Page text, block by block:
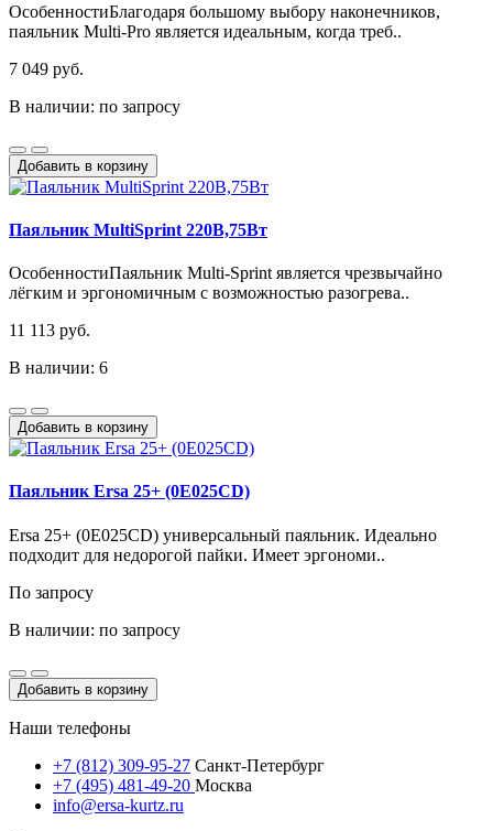
ОсобенностиБлагодаря большому выбору наконечников,
паяльник Multi-Pro является идеальным, когда треб..
7 049 руб.
В наличии: по запросу
Добавить в корзину
Паяльник MultiSprint 220В,75Bт
ОсобенностиПаяльник Multi-Sprint является чрезвычайно
лёгким и эргономичным с возможностью разогрева..
11 113 руб.
В наличии: 6
Добавить в корзину
Паяльник Ersa 25+ (0E025CD)
Ersa 25+ (0E025CD) универсальный паяльник. Идеально
подходит для недорогой пайки. Имеет эргономи..
По запросу
В наличии: по запросу
Добавить в корзину
Наши телефоны
+7 (812) 309-95-27 Санкт-Петербург
+7 (495) 481-49-20 Москва
info@ersa-kurtz.ru